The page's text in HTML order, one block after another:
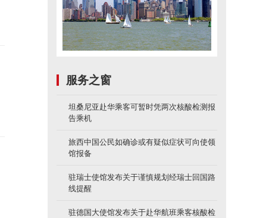
服务之窗
坦桑尼亚赴华乘客可暂时凭两次核酸检测报
告乘机
旅西中国公民如确诊或有疑似症状可向使领
馆报备
驻瑞士使馆发布关于谨慎规划经瑞士回国路
线提醒
驻德国大使馆发布关于赴华航班乘客核酸检